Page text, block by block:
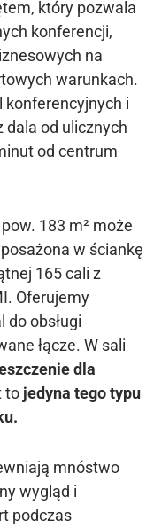
który pozwala
konferencji,
na
warunkach.
i
dala od ulicznych
od centrum
183 m² może
w ściankę
165 cali z
Oferujemy
obsługi
łącze. W sali
dla
to jedyna tego typu
mnóstwo
wygląd i
podczas